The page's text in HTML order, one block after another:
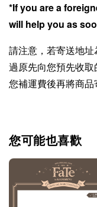
*If you are a
will help you as
請注意，若寄送地
過原先向您預先收
您補運費後再將商品
您可能也喜歡